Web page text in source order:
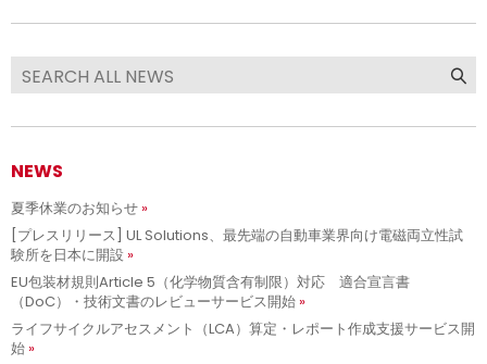
NEWS
夏季休業のお知らせ
[プレスリリース] UL Solutions、最先端の自動車業界向け電磁両立性試
験所を日本に開設
EU包装材規則Article 5（化学物質含有制限）対応 適合宣言書
（DoC）・技術文書のレビューサービス開始
ライフサイクルアセスメント（LCA）算定・レポート作成支援サービス開
始